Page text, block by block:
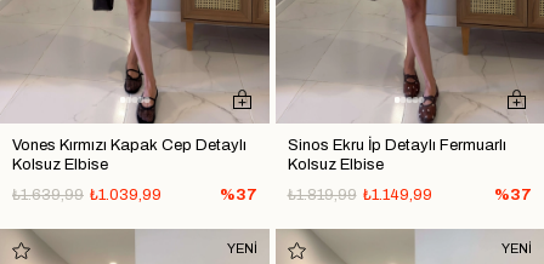
Vones Kırmızı Kapak Cep Detaylı
Kolsuz Elbise
₺1.039,99
₺1.639,99 %37
Sinos Ekru İp Detaylı Fermuarlı
Kolsuz Elbise
₺1.149,99
₺1.819,99 %37
YENİ YENİ